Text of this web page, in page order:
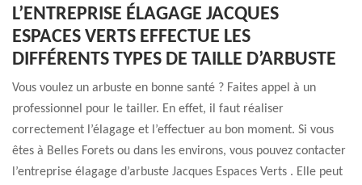
L’ENTREPRISE ÉLAGAGE JACQUES
ESPACES VERTS EFFECTUE LES
DIFFÉRENTS TYPES DE TAILLE D’ARBUSTE
Vous voulez un arbuste en bonne santé ? Faites appel à un
professionnel pour le tailler. En effet, il faut réaliser
correctement l’élagage et l’effectuer au bon moment. Si vous
êtes à Belles Forets ou dans les environs, vous pouvez contacter
l’entreprise élagage d’arbuste Jacques Espaces Verts . Elle peut